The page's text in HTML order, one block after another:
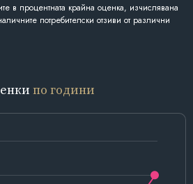
в процентната крайна оценка, изчислявана
потребителски отзиви от различни
по години